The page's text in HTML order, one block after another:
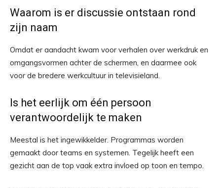
Waarom is er discussie ontstaan rond
zijn naam
Omdat er aandacht kwam voor verhalen over werkdruk en
omgangsvormen achter de schermen, en daarmee ook
voor de bredere werkcultuur in televisieland.
Is het eerlijk om één persoon
verantwoordelijk te maken
Meestal is het ingewikkelder. Programmas worden
gemaakt door teams en systemen. Tegelijk heeft een
gezicht aan de top vaak extra invloed op toon en tempo.